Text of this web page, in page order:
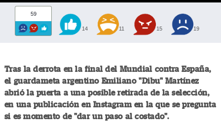
59
14 11 15 19
Tras la derrota en la final del Mundial contra España,
el guardameta argentino Emiliano "Dibu" Martínez
abrió la puerta a una posible retirada de la selección,
en una publicación en Instagram en la que se pregunta
si es momento de "dar un paso al costado".